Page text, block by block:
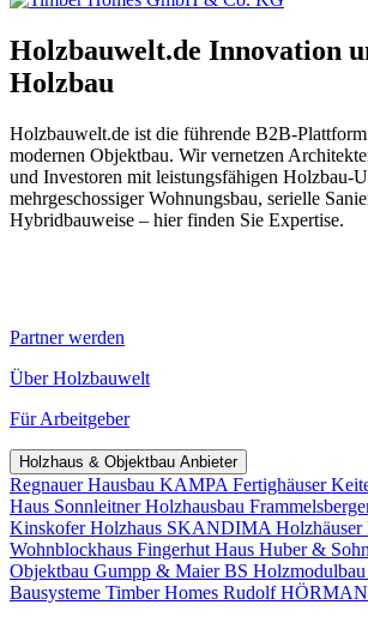
Holzbauwelt.de Innovation
Holzbau
Holzbauwelt.de ist die führende B2B-
modernen Objektbau. Wir vernetzen
und Investoren mit leistungsfähigen Holzbau-
mehrgeschossiger Wohnungsbau, serielle
Hybridbauweise – hier finden Sie Expertise.
Partner werden
Über Holzbauwelt
Für Arbeitgeber
Holzhaus & Objektbau Anbieter
Regnauer Hausbau KAMPA Fertighäuser
Haus Sonnleitner Holzhausbau
Kinskofer Holzhaus SKANDIMA Holzhäuser
Wohnblockhaus Fingerhut Haus Huber & Sohn
Objektbau Gumpp & MaierBS Holzmodulbau
Bausysteme Timber Homes Rudolf